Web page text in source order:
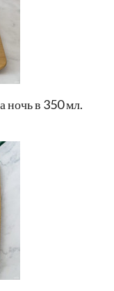
ночь в 350 мл.